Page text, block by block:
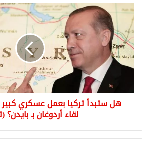
هل
ستبدأ
تركيا
بعمل
عسكري
كبير
شمالي
بعد
بايدن؟
هل ستبدأ تركيا بعمل عسكري
لقاء أردوغان بـ بايدن؟